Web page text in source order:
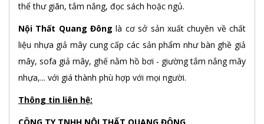
thể thư giãn, tắm nắng, đọc sách hoặc ngủ.
Nội Thất Quang Đông là cơ sở sản xuất chuyên về chất
liệu nhựa giả mây cung cấp các sản phẩm như bàn ghề giả
mây, sofa giả mây, ghế nằm hồ bơi - giường tắm nắng mây
nhựa,... với giá thành phù hợp với mọi người.
Thông tin liên hệ: